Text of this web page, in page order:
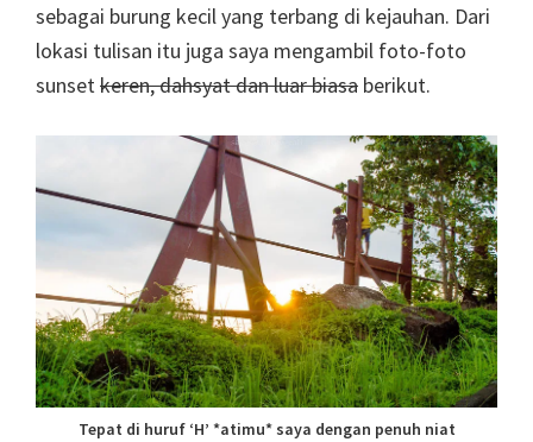
sebagai burung kecil yang terbang di kejauhan. Dari
lokasi tulisan itu juga saya mengambil foto-foto
sunsetkeren, dahsyat dan luar biasa berikut.
Tepat di huruf ‘H’ *atimu* saya dengan penuh niat